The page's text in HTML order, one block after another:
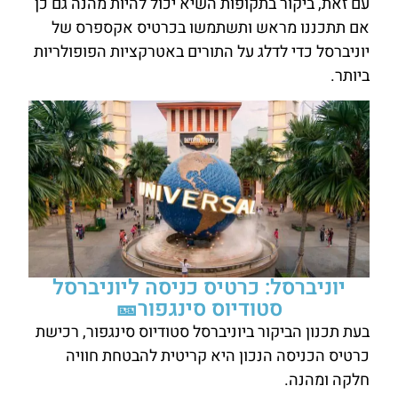
אם תתכננו מראש ותשתמשו בכרטיס אקספרס של
יוניברסל כדי לדלג על התורים באטרקציות הפופולריות
ביותר.
יוניברסל: כרטיס כניסה ליוניברסל
סטודיוס סינגפור🎫
בעת תכנון הביקור ביוניברסל סטודיוס סינגפור, רכישת
כרטיס הכניסה הנכון היא קריטית להבטחת חוויה
חלקה ומהנה.